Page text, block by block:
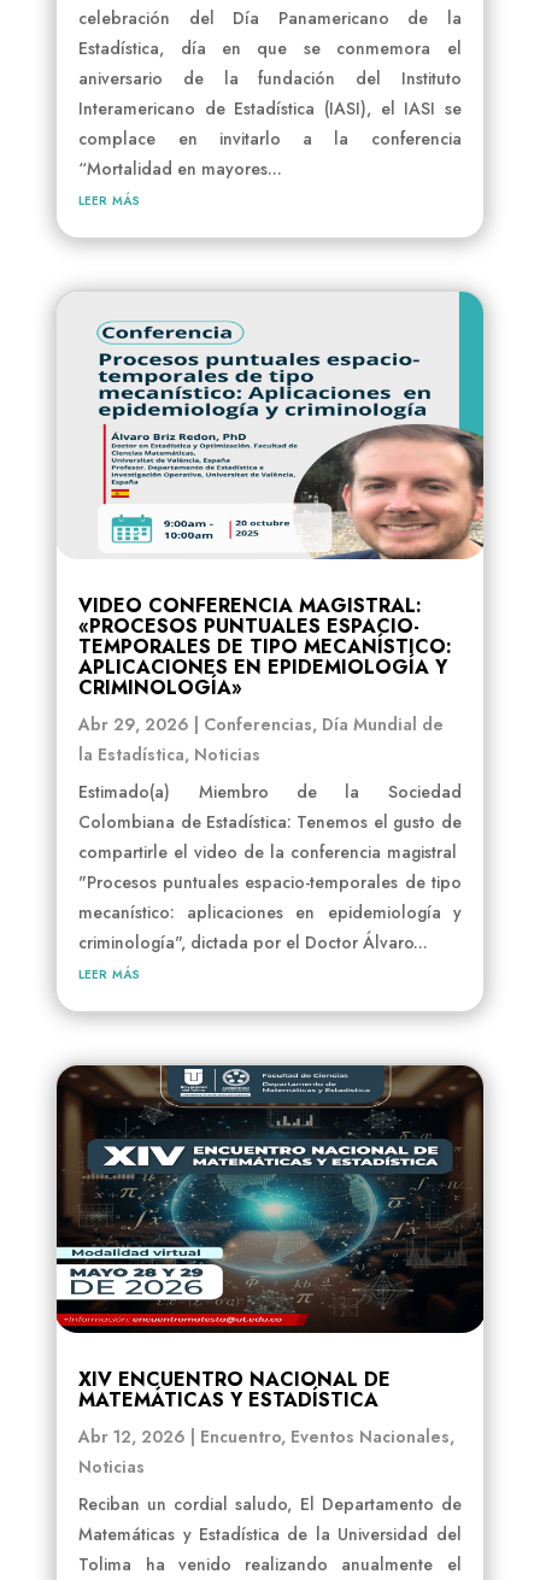
celebración del Día Panamericano de la
Estadística, día en que se conmemora el
aniversario de la fundación del Instituto
Interamericano de Estadística (IASI), el IASI se
complace en invitarlo a la conferencia
“Mortalidad en mayores...
leer más
VIDEO CONFERENCIA MAGISTRAL:
«PROCESOS PUNTUALES ESPACIO-
TEMPORALES DE TIPO MECANÍSTICO:
APLICACIONES EN EPIDEMIOLOGÍA Y
CRIMINOLOGÍA»
Abr 29, 2026 Conferencias, Día Mundial de
la Estadística, Noticias
Estimado(a) Miembro de la Sociedad
Colombiana de Estadística: Tenemos el gusto de
compartirle el video de la conferencia magistral
"Procesos puntuales espacio-temporales de tipo
mecanístico: aplicaciones en epidemiología y
criminología", dictada por el Doctor Álvaro...
leer más
XIV ENCUENTRO NACIONAL DE
MATEMÁTICAS Y ESTADÍSTICA
Abr 12, 2026 | Encuentro, Eventos Nacionales,
Noticias
Reciban un cordial saludo, El Departamento de
Matemáticas y Estadística de la Universidad del
Tolima ha venido realizando anualmente el